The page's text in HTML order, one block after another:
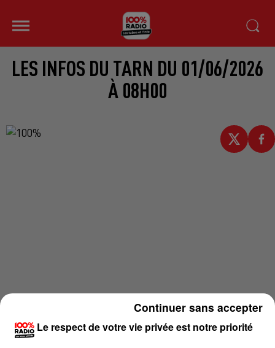
LES INFOS DU TARN DU 01/06/2026
À 08H00
Le respect de votre vie privée est notre priorité
Continuer sans accepter